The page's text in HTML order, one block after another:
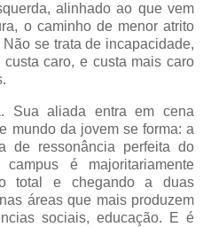
alinhado ao que vem
o caminho de menor atrito
se trata de incapacidade,
caro, e custa mais caro
Sua aliada entra em cena
mundo da jovem se forma: a
de ressonância perfeita do
é majoritariamente
total e chegando a duas
áreas que mais produzem
sociais, educação. E é